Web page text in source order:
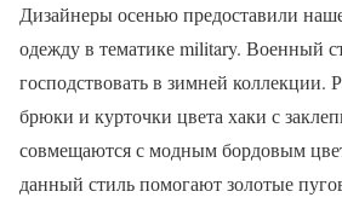
Дизайнеры осенью предоставили
одежду в тематике military. Военный
господствовать в зимней коллекции.
брюки и курточки цвета хаки с
совмещаются с модным бордовым
данный стиль помогают золотые